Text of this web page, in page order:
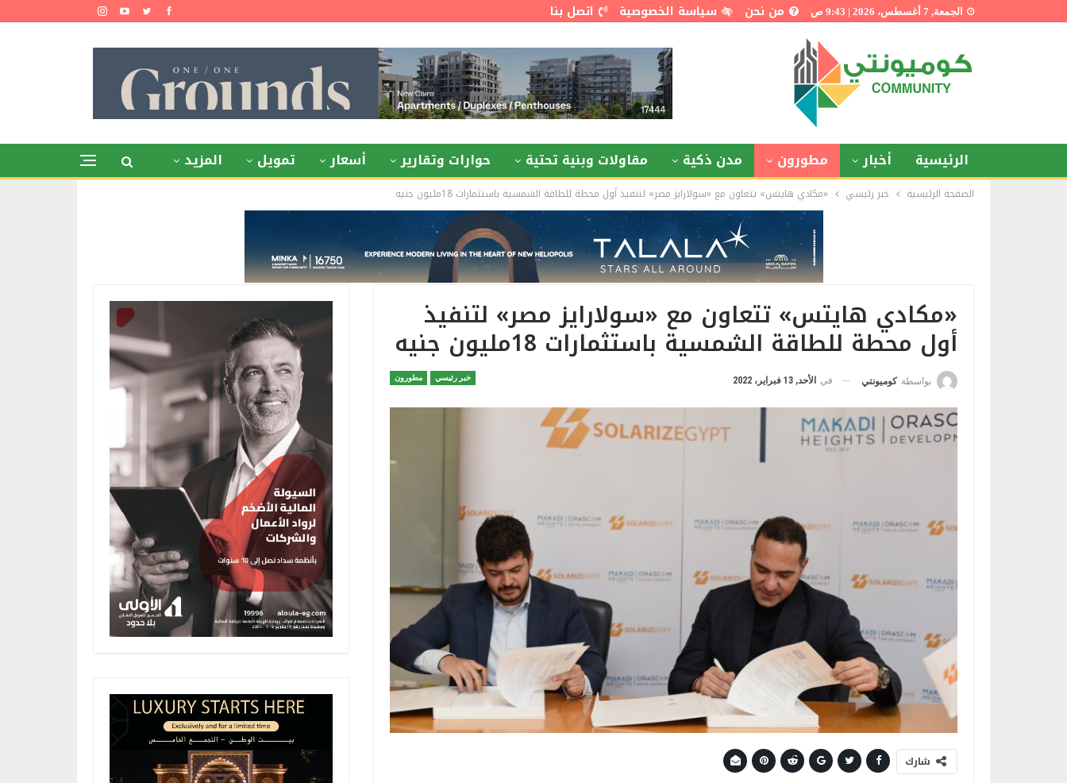
الجمعة, 7 أغسطس، 2026 | 9:43 ص من نحن سياسة الخصوصية اتصل بنا
الرئيسية أخبار مطورون مدن ذكية مقاولات وبنية تحتية حوارات وتقارير أسعار تمويل المزيد
الصفحة الرئيسية خبر رئيسي «مكادي هايتس» تتعاون مع «سولارايز مصر» لتنفيذ أول محطة للطاقة الشمسية باستثمارات 18مليون جنيه
«مكادي هايتس» تتعاون مع «سولارايز مصر» لتنفيذ
أول محطة للطاقة الشمسية باستثمارات 18مليون جنيه
خبر رئيسي مطورون بواسطة كوميونتي في الأحد, 13 فبراير، 2022
شارك